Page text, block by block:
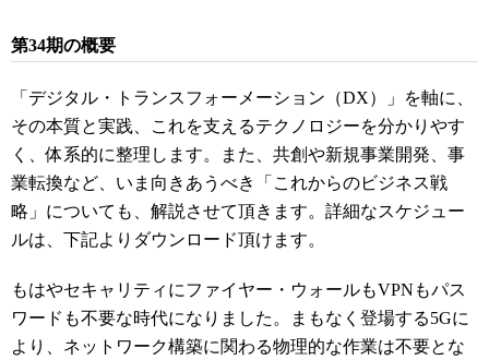
第34期の概要
「デジタル・トランスフォーメーション（DX）」を軸に、
その本質と実践、これを支えるテクノロジーを分かりやす
く、体系的に整理します。また、共創や新規事業開発、事
業転換など、いま向きあ うべき「これからのビジネス戦
略」についても、解説させて頂きま す。詳細なスケジュー
ルは、下記よりダウンロード頂けます。
もはやセキャリティにファイヤー・ウォールもVPNもパス
ワード も不要な時代になりました。まもなく登場する5Gに
より、ネット ワーク構築に関わる物理的な作業は不要とな